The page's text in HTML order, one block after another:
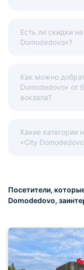
Есть ли скидки
Domodedovo»?
Как можно
Domodedovo» от
вокзала?
Какие категории
«City
Посетители,
Domodedovo,